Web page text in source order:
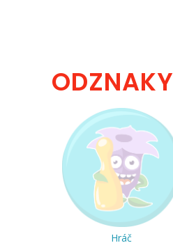
ODZNAKY
Hráč